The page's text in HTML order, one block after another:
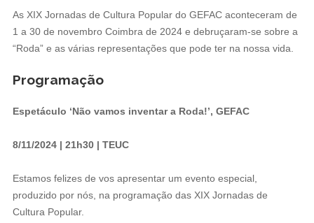
As XIX Jornadas de Cultura Popular do GEFAC aconteceram de
1 a 30 de novembro Coimbra de 2024 e debruçaram-se sobre a
“Roda” e as várias representações que pode ter na nossa vida.
Programação
Espetáculo ‘Não vamos inventar a Roda!’, GEFAC
8/11/2024 | 21h30 | TEUC
Estamos felizes de vos apresentar um evento especial,
produzido por nós, na programação das XIX Jornadas de
Cultura Popular.